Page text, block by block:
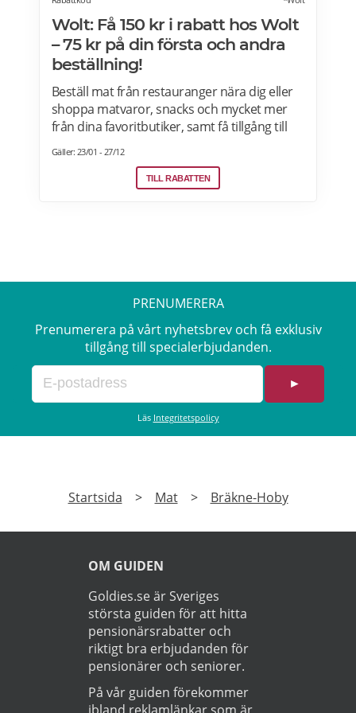
Wolt: Få 150 kr i rabatt hos Wolt
– 75 kr på din första och andra
beställning!
Beställ mat från restauranger nära dig eller
shoppa matvaror, snacks och mycket mer
från dina favoritbutiker, samt få tillgång till
Efter att du klickat på "Till rabatten" får du en
Gäller: 23/01 - 27/12
TILL RABATTEN
PRENUMERERA
Prenumerera på vårt nyhetsbrev och få exklusiv
tillgång till specialerbjudanden.
►
Läs Integritetspolicy
Startsida > Mat > Bräkne-Hoby
OM GUIDEN
Goldies.se är Sveriges
största guiden för att hitta
pensionärsrabatter och
riktigt bra erbjudanden för
pensionärer och seniorer.
På vår guiden förekommer